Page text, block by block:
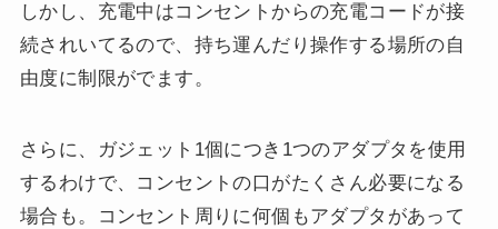
しかし、充電中はコンセントからの充電コードが接
続されいてるので、持ち運んだり操作する場所の自
由度に制限がでます。
さらに、ガジェット1個につき1つのアダプタを使用
するわけで、コンセントの口がたくさん必要になる
場合も。コンセント周りに何個もアダプタがあって